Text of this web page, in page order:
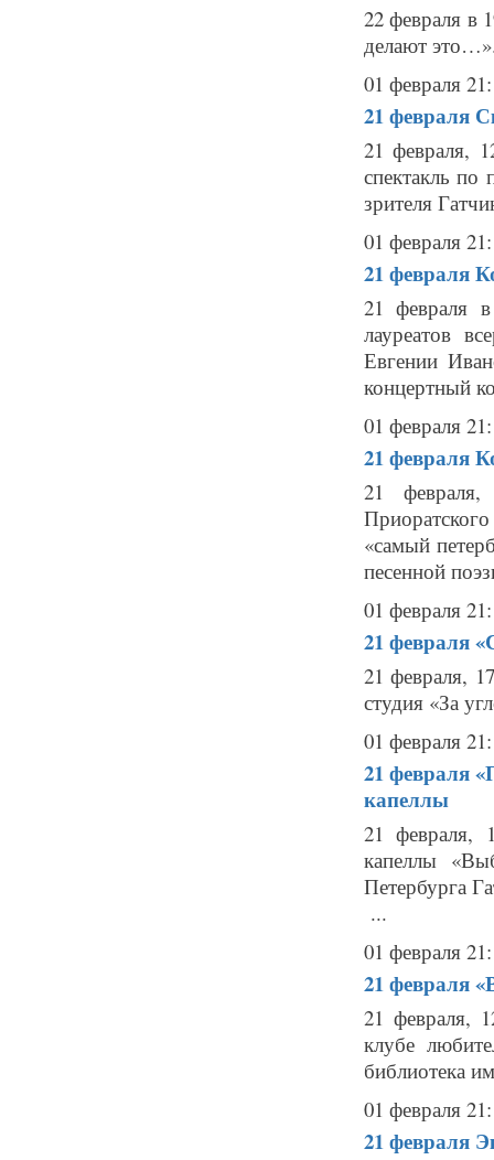
22 февраля в
делают
01 февраля
21 февраля
21 февраля,
спектакль
зрителя
01 февраля
21 февраля
21 февраля
лауреатов
Евгении
концертный
01 февраля
21 февраля
21
«самый
песенной
01 февраля
21 февраля
21 февраля,
студия «За
01 февраля
21 февраля
капеллы
21 февраля,
капеллы
Петербурга
...
01 февраля
21 февраля
21 февраля,
клубе
библиотека
01 февраля
21 февраля